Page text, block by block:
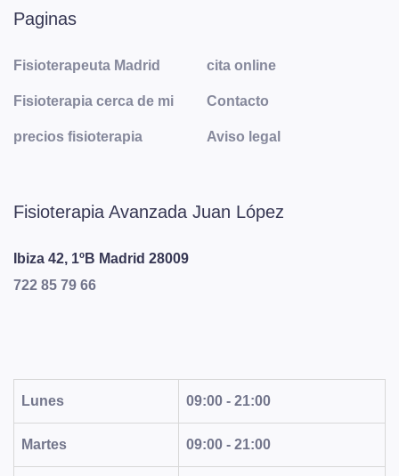
Paginas
Fisioterapeuta Madrid
Fisioterapia cerca de mi
precios fisioterapia
cita online
Contacto
Aviso legal
Fisioterapia Avanzada Juan López
Ibiza 42, 1ºB Madrid 28009
722 85 79 66
Lunes 09:00 - 21:00
Martes 09:00 - 21:00